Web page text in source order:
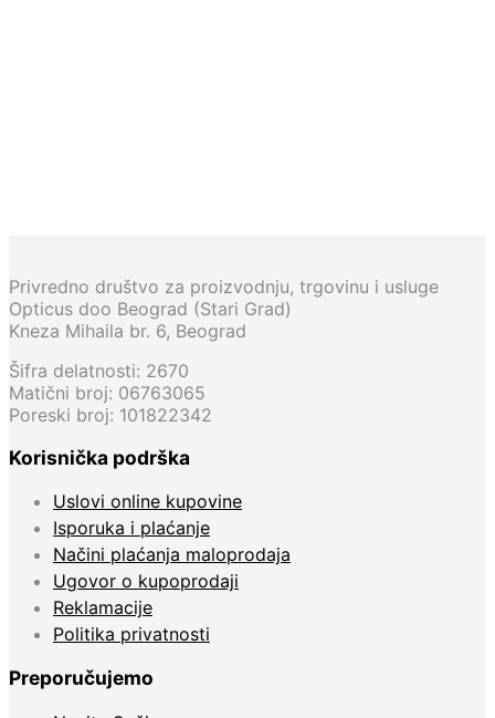
Privredno društvo za proizvodnju, trgovinu i usluge
Opticus doo Beograd (Stari Grad)
Kneza Mihaila br. 6, Beograd
Šifra delatnosti: 2670
Matični broj: 06763065
Poreski broj: 101822342
Korisnička podrška
Uslovi online kupovine
Isporuka i plaćanje
Načini plaćanja maloprodaja
Ugovor o kupoprodaji
Reklamacije
Politika privatnosti
Preporučujemo